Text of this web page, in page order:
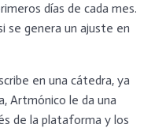
días de cada mes.
se genera un ajuste en
en una cátedra, ya
Artmónico le da una
de la plataforma y los